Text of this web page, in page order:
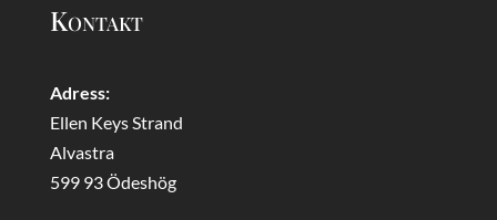
Kontakt
Adress:
Ellen Keys Strand
Alvastra
599 93 Ödeshög